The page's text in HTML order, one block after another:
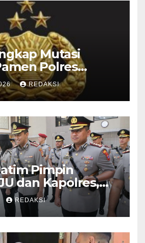
Mutasi
Polres
Jatim 2026
REDAKSI
Pimpin
dan Kapolres,
dan
Presisi
REDAKSI